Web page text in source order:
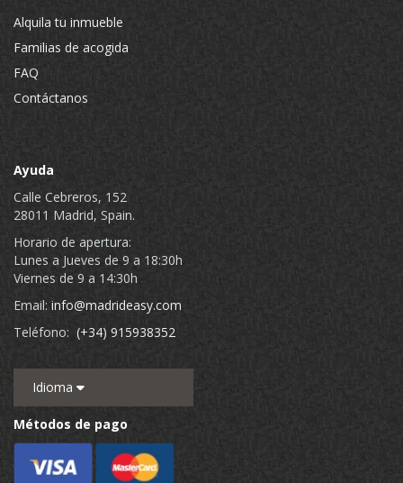
Alquila tu inmueble
Familias de acogida
FAQ
Contáctanos
Ayuda
Calle Cebreros, 152
28011 Madrid, Spain.
Horario de apertura:
Lunes a Jueves de 9 a 18:30h
Viernes de 9 a 14:30h
Email: info@madrideasy.com
Teléfono: (+34) 915938352
Idioma
Métodos de pago